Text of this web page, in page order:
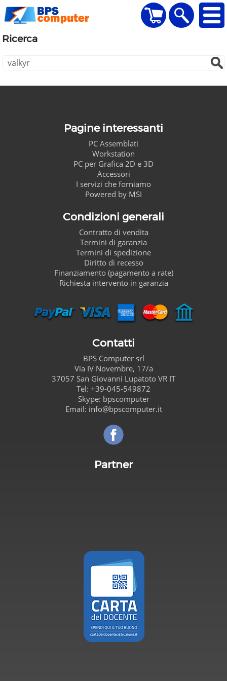
Ricerca
Pagine interessanti
PC Assemblati
Workstation
PC per Grafica 2D e 3D
Accessori
I servizi che forniamo
Powered by MSI
Condizioni generali
Contratto di vendita
Termini di garanzia
Termini di spedizione
Diritto di recesso
Finanziamento (pagamento a rate)
Richiesta intervento in garanzia
Contatti
BPS Computersrl
Via IV Novembre, 17/a
37057 San Giovanni Lupatoto VR IT
Tel: +39-045-549872
Skype: bpscomputer
Email: info@bpscomputer.it
Partner
home Visualizza il
Ricerca